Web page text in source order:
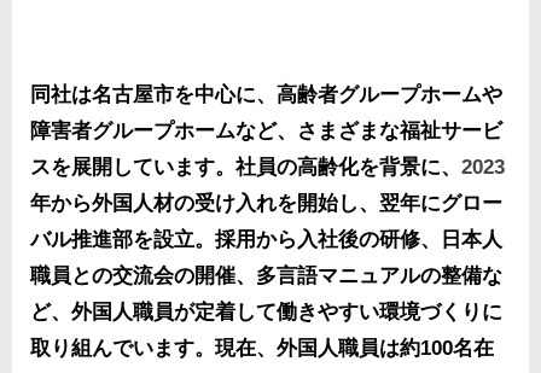
同社は名古屋市を中心に、高齢者グループホームや
障害者グループホームなど、さまざまな福祉サービ
スを展開しています。社員の高齢化を背景に、 2023
年から外国人材の受け入れを開始し、翌年にグロー
バル推進部を設立。採用から入社後の研修、日本人
職員との交流会の開催、多言語マニュアルの整備な
ど、外国人職員が定着して働きやすい環境づくりに
取り組んでいます。現在、外国人職員は約100名在